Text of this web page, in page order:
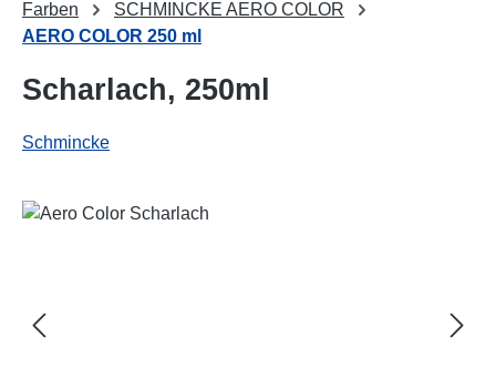
Farben
SCHMINCKE AERO COLOR
AERO COLOR 250 ml
Scharlach, 250ml
Schmincke
Bildergalerie überspringen